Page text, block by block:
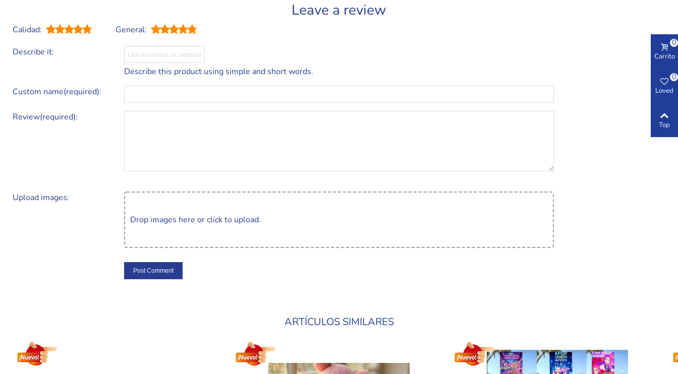
Leave a review
Calidad:
General:
Describe it:
Describe this product using simple and short words.
Custom name(required):
Review(required):
Upload images:
Drop images here or click to upload.
ARTÍCULOS SIMILARES
Carrito
0
Loved
0
Top